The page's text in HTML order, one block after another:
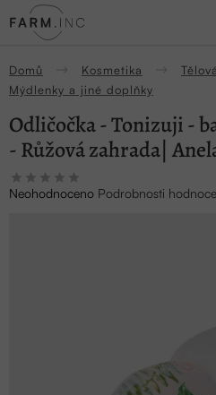
na
Domů Kosmetika
Mýdlenky a jiné doplňky
Odličočka - Tonizuji -
- Růžová zahrada|
Průměrné
hodnocení
Neohodnoceno Podrobnosti